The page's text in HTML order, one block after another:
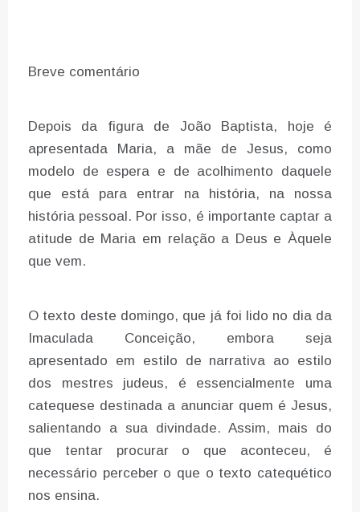
Breve comentário
Depois da figura de João Baptista, hoje é
apresentada Maria, a mãe de Jesus, como
modelo de espera e de acolhimento daquele
que está para entrar na história, na nossa
história pessoal. Por isso, é importante captar a
atitude de Maria em relação a Deus e Àquele
que vem.
O texto deste domingo, que já foi lido no dia da
Imaculada Conceição, embora seja
apresentado em estilo de narrativa ao estilo
dos mestres judeus, é essencialmente uma
catequese destinada a anunciar quem é Jesus,
salientando a sua divindade. Assim, mais do
que tentar procurar o que aconteceu, é
necessário perceber o que o texto catequético
nos ensina.